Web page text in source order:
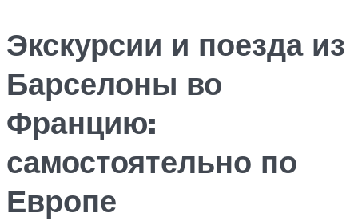
Экскурсии и поезда из
Барселоны во
Францию:
самостоятельно по
Европе